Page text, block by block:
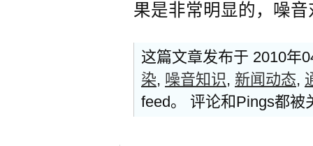
果是非常明显的，噪
这篇文章发布于 2010年
染, 噪音知识, 新闻动态,
feed。 评论和Pings都被